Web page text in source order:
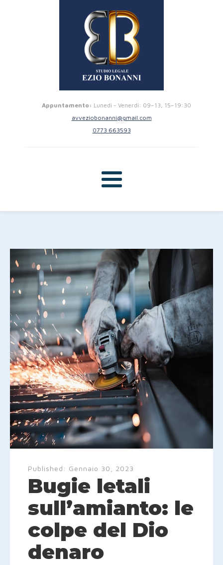
Appuntamento: Lunedi - Venerdi: 09–13, 15–19:30
avveziobonanni@gmail.com
0773 663593
Published: Gennaio 30, 2023
Bugie letali
sull’amianto: le
colpe del Dio
denaro